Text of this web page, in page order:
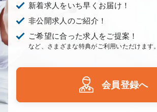
新着求人をいち早くお届け！
非公開求人のご紹介！
ご希望に合った求人をご提案！
など、さまざまな特典がご利用いただけます。
会員登録へ